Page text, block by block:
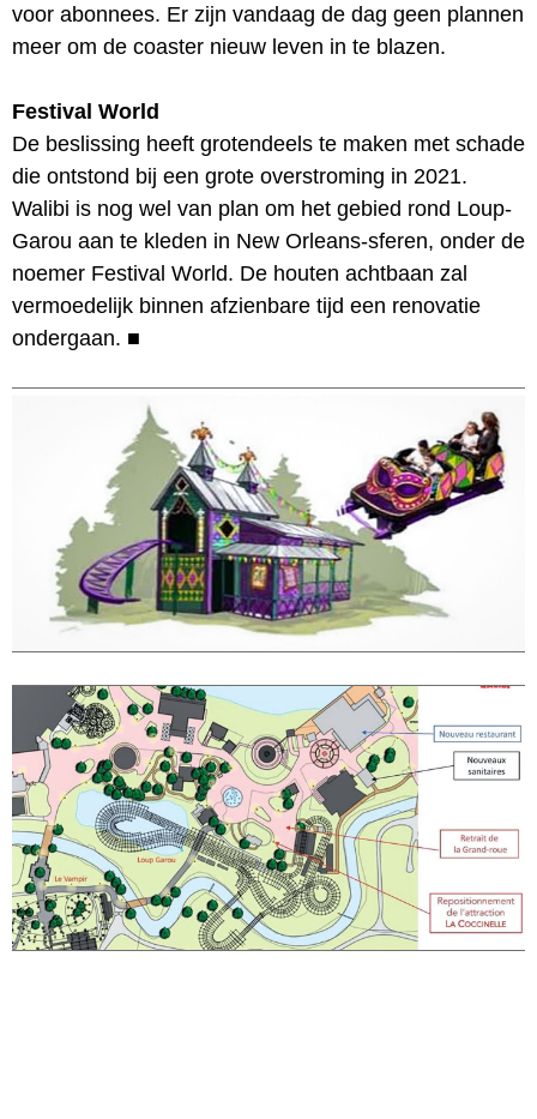
voor abonnees. Er zijn vandaag de dag geen plannen
meer om de coaster nieuw leven in te blazen.
Festival World
De beslissing heeft grotendeels te maken met schade
die ontstond bij een grote overstroming in 2021.
Walibi is nog wel van plan om het gebied rond Loup-
Garou aan te kleden in New Orleans-sferen, onder de
noemer Festival World. De houten achtbaan zal
vermoedelijk binnen afzienbare tijd een renovatie
ondergaan. ■